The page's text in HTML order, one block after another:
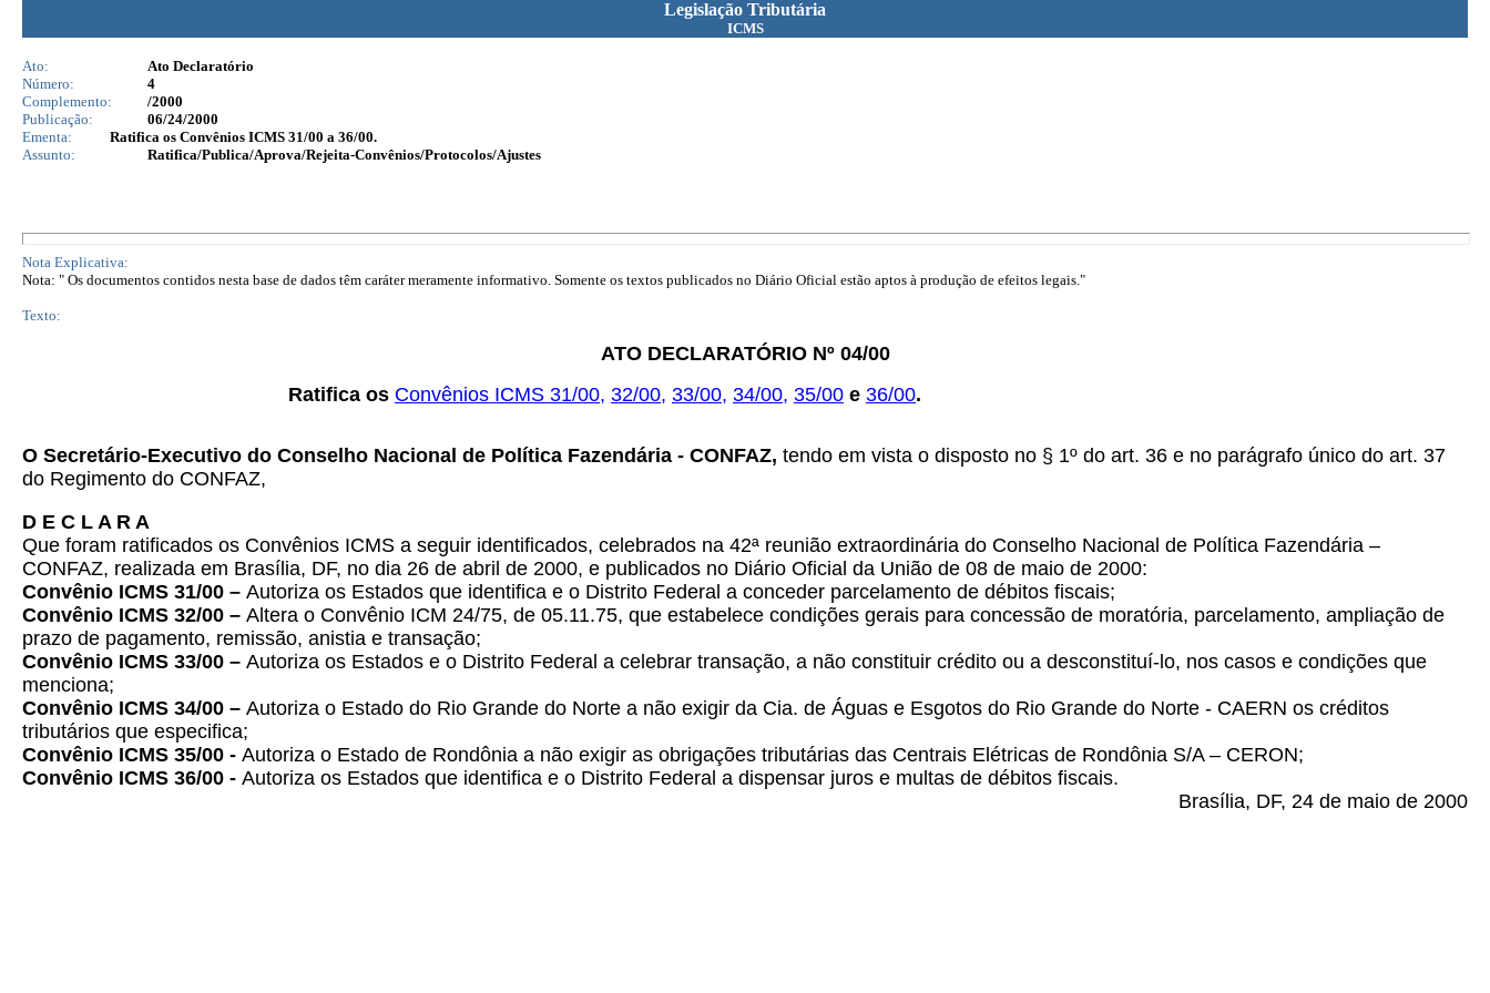
Legislação Tributária
ICMS
Ato:
Ato Declaratório
Número:
4
Complemento:
/2000
Publicação:
06/24/2000
Ementa:
Ratifica os Convênios ICMS 31/00 a 36/00.
Assunto:
Ratifica/Publica/Aprova/Rejeita-Convênios/Protocolos/Ajustes
Nota Explicativa:
Nota: " Os documentos contidos nesta base de dados têm caráter meramente informativo. Somente os textos publicados no Diário Oficial estão aptos à produção de efeitos legais."
Texto:
ATO DECLARATÓRIO Nº 04/00
Ratifica os Convênios ICMS 31/00, 32/00, 33/00, 34/00, 35/00 e 36/00.
O Secretário-Executivo do Conselho Nacional de Política Fazendária - CONFAZ, tendo em vista o disposto no § 1º do art. 36 e no parágrafo único do art. 37
do Regimento do CONFAZ,
D E C L A R A
Que foram ratificados os Convênios ICMS a seguir identificados, celebrados na 42ª reunião extraordinária do Conselho Nacional de Política Fazendária –
CONFAZ, realizada em Brasília, DF, no dia 26 de abril de 2000, e publicados no Diário Oficial da União de 08 de maio de 2000:
Convênio ICMS 31/00 – Autoriza os Estados que identifica e o Distrito Federal a conceder parcelamento de débitos fiscais;
Convênio ICMS 32/00 – Altera o Convênio ICM 24/75, de 05.11.75, que estabelece condições gerais para concessão de moratória, parcelamento, ampliação de
prazo de pagamento, remissão, anistia e transação;
Convênio ICMS 33/00 – Autoriza os Estados e o Distrito Federal a celebrar transação, a não constituir crédito ou a desconstituí-lo, nos casos e condições que
menciona;
Convênio ICMS 34/00 – Autoriza o Estado do Rio Grande do Norte a não exigir da Cia. de Águas e Esgotos do Rio Grande do Norte - CAERN os créditos
tributários que especifica;
Convênio ICMS 35/00 - Autoriza o Estado de Rondônia a não exigir as obrigações tributárias das Centrais Elétricas de Rondônia S/A – CERON;
Convênio ICMS 36/00 - Autoriza os Estados que identifica e o Distrito Federal a dispensar juros e multas de débitos fiscais.
Brasília, DF, 24 de maio de 2000